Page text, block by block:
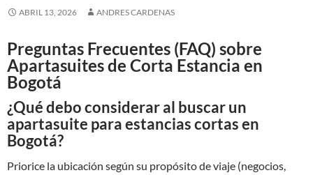
ABRIL 13, 2026 ANDRES CARDENAS
Preguntas Frecuentes (FAQ) sobre
Apartasuites de Corta Estancia en
Bogotá
¿Qué debo considerar al buscar un
apartasuite para estancias cortas en
Bogotá?
Priorice la ubicación según su propósito de viaje (negocios,